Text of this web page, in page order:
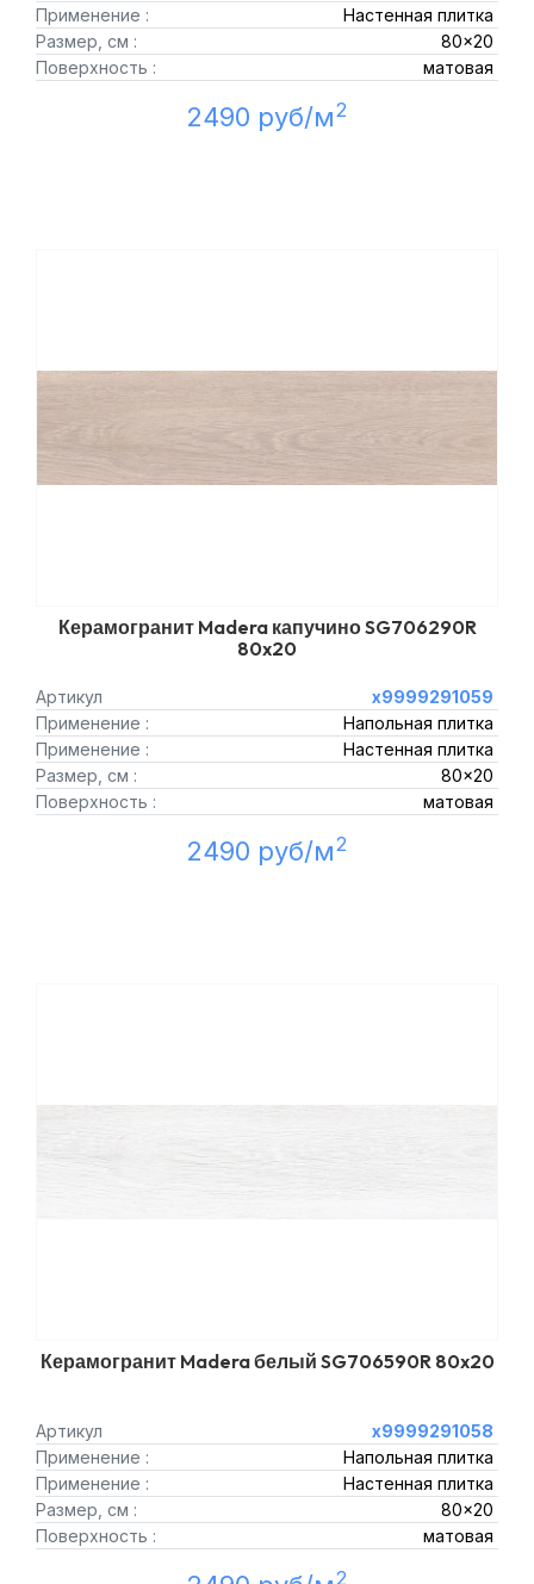
Применение :
Настенная плитка
Размер, см :
80x20
Поверхность :
матовая
2490 руб/м2
Керамогранит Madera капучино SG706290R
80x20
Артикул
х9999291059
Применение :
Напольная плитка
Применение :
Настенная плитка
Размер, см :
80x20
Поверхность :
матовая
2490 руб/м2
Керамогранит Madera белый SG706590R 80x20
Артикул
х9999291058
Применение :
Напольная плитка
Применение :
Настенная плитка
Размер, см :
80x20
Поверхность :
матовая
2